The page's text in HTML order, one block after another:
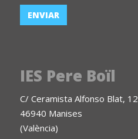
IES Pere Boïl
C/ Ceramista Alfonso Blat, 12
46940 Manises
(València)